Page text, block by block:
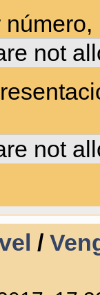
not
not
/